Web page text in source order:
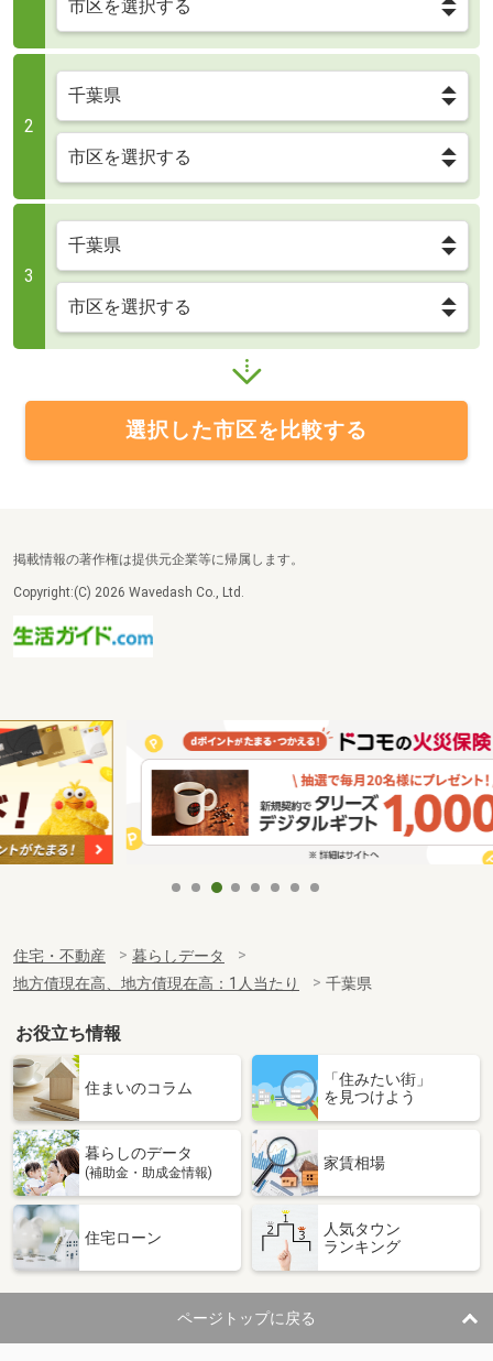
2
3
選択した市区を比較する
掲載情報の著作権は提供元企業等に帰属します。
Copyright:(C) 2026 Wavedash Co., Ltd.
住宅・不動産
暮らしデータ
地方債現在高、地方債現在高：1人当たり
千葉県
お役立ち情報
住まいのコラム
「住みたい街」
を見つけよう
暮らしのデータ
(補助金・助成金情報)
家賃相場
住宅ローン
人気タウン
ランキング
ページトップに戻る